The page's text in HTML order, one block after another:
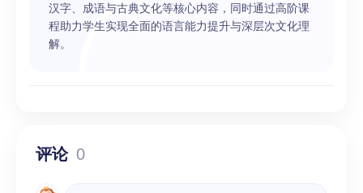
汉字、成语与古典文化等核心内容，同时通过高阶课
程助力学生实现全面的语言能力提升与深层次文化理
解。
评论 0